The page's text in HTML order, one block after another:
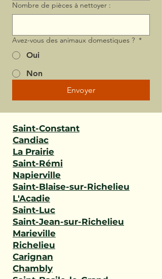
Nombre de pièces à nettoyer :
Avez-vous des animaux domestiques ? *
Oui
Non
Envoyer
Saint-Constant
Candiac
La Prairie
Saint-Rémi
Napierville
Saint-Blaise-sur-Richelieu
L'Acadie
Saint-Luc
Saint-Jean-sur-Richelieu
Marieville
Richelieu
Carignan
Chambly